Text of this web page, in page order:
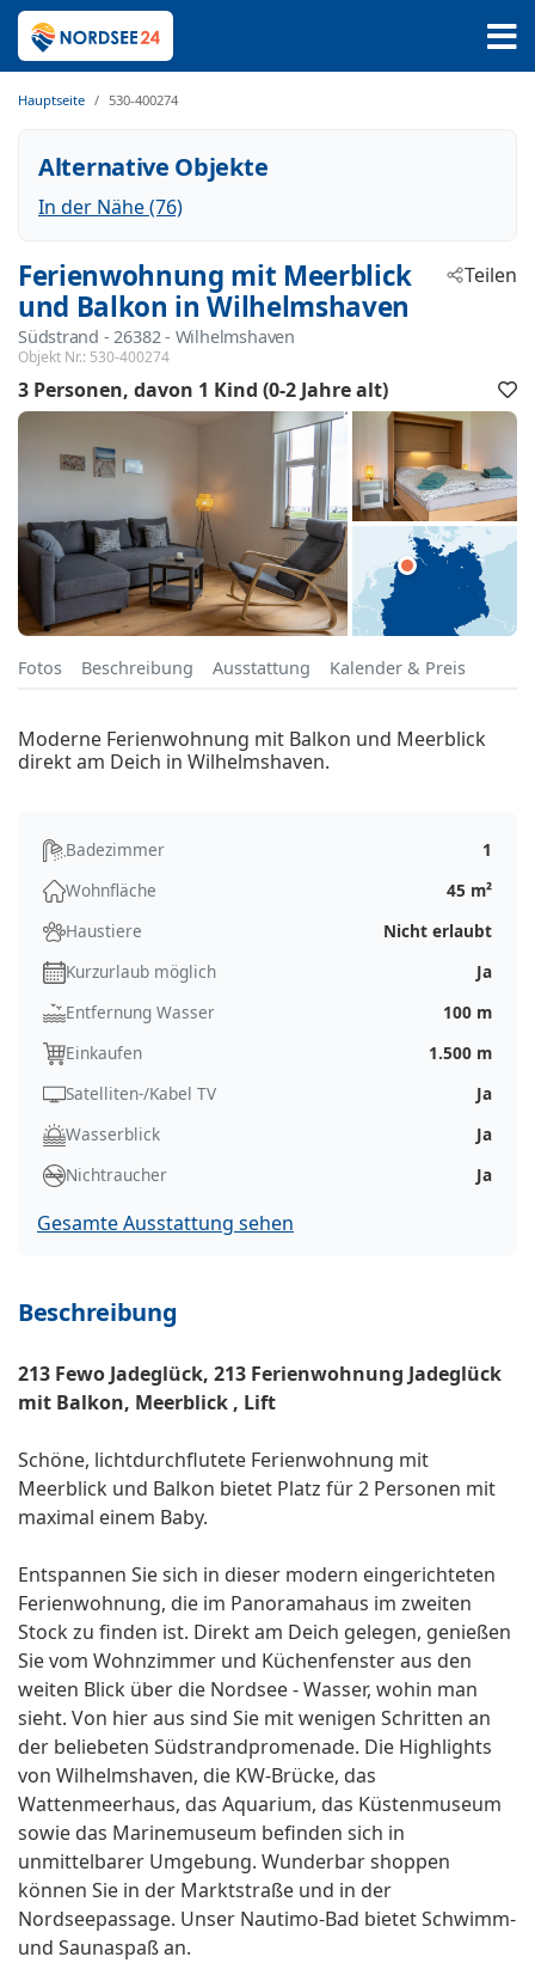
Hauptseite 530-400274
Alternative Objekte
In der Nähe (76)
Ferienwohnung mit Meerblick
und Balkon in Wilhelmshaven
Südstrand - 26382 - Wilhelmshaven
Objekt Nr.: 530-400274
Teilen
3 Personen davon 1 Kind (0-2 Jahre alt)
Fotos Beschreibung Ausstattung Kalender & Preis
Moderne Ferienwohnung mit Balkon und Meerblick
direkt am Deich in Wilhelmshaven.
Badezimmer
1
Wohnfläche
45 m²
Haustiere
Nicht erlaubt
Kurzurlaub möglich
Ja
Entfernung Wasser
100 m
Einkaufen
1.500 m
Satelliten-/Kabel TV
Ja
Wasserblick
Ja
Nichtraucher
Ja
Gesamte Ausstattung sehen
Beschreibung
213 Fewo Jadeglück, 213 Ferienwohnung Jadeglück
mit Balkon, Meerblick , Lift
Schöne, lichtdurchflutete Ferienwohnung mit
Meerblick und Balkon bietet Platz für 2 Personen mit
maximal einem Baby.
Entspannen Sie sich in dieser modern eingerichteten
Ferienwohnung, die im Panoramahaus im zweiten
Stock zu finden ist. Direkt am Deich gelegen, genießen
Sie vom Wohnzimmer und Küchenfenster aus den
weiten Blick über die Nordsee - Wasser, wohin man
sieht. Von hier aus sind Sie mit wenigen Schritten an
der beliebeten Südstrandpromenade. Die Highlights
von Wilhelmshaven, die KW-Brücke, das
Wattenmeerhaus, das Aquarium, das Küstenmuseum
sowie das Marinemuseum befinden sich in
unmittelbarer Umgebung. Wunderbar shoppen
können Sie in der Marktstraße und in der
Nordseepassage. Unser Nautimo-Bad bietet Schwimm-
und Saunaspaß an.